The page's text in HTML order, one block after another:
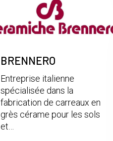
BRENNERO
Entreprise italienne
spécialisée dans la
fabrication de carreaux en
grès cérame pour les sols
et…